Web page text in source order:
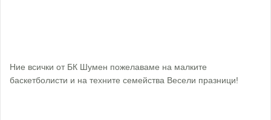
Ние всички от БК Шумен пожелаваме на малките
баскетболисти и на техните семейства Весели празници!